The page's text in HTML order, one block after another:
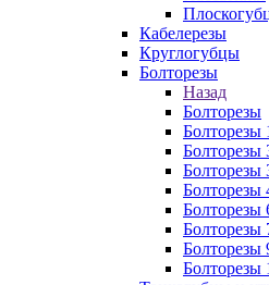
Кабелерезы
Круглогубцы
Болторезы
Назад
Болторезы
Болторезы
Болторезы
Болторезы
Болторезы
Болторезы
Болторезы
Болторезы
Болторезы